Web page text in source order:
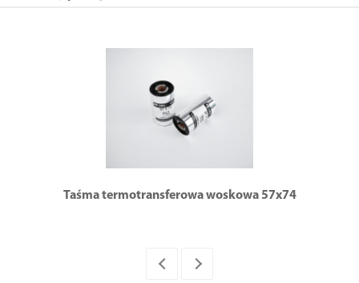
Taśma termotransferowa woskowa 57x74